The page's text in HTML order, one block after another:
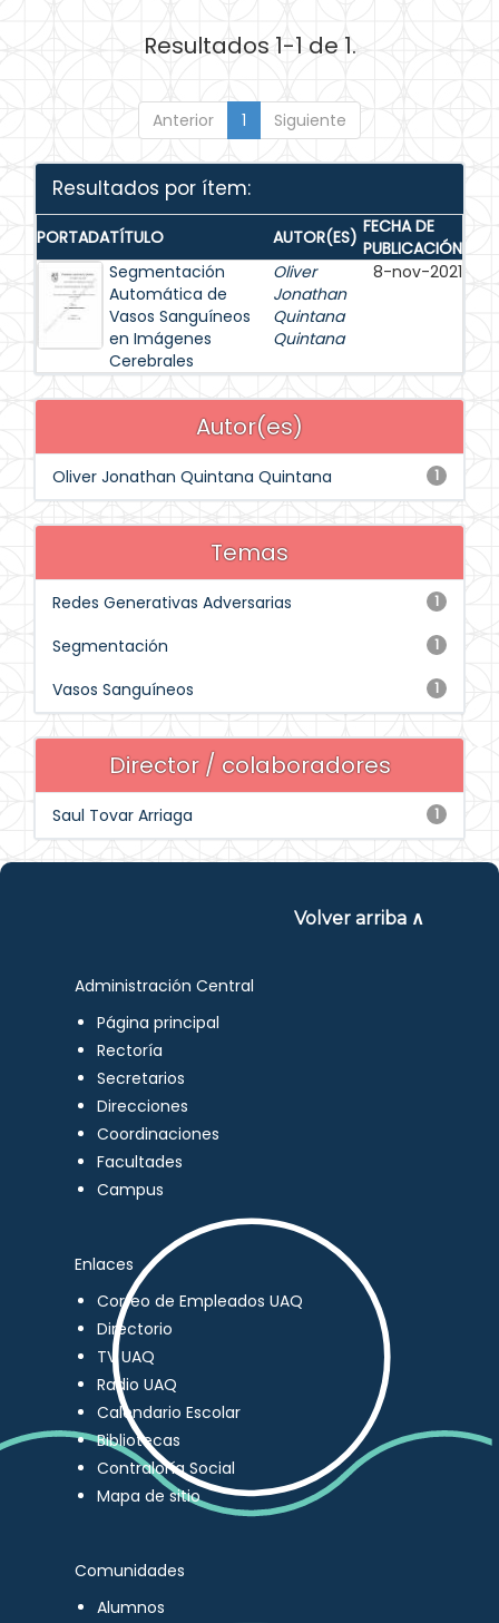
Resultados 1-1 de 1.
Anterior 1 Siguiente
Resultados por ítem:
PORTADATÍTULO AUTOR(ES) FECHA DE
PUBLICACIÓN
Segmentación
Automática de
Vasos Sanguíneos
en Imágenes
Cerebrales
Oliver
Jonathan
Quintana
Quintana
8-nov-2021
Autor(es)
1
Oliver Jonathan Quintana Quintana
Temas
1
Redes Generativas Adversarias
1
Segmentación
1
Vasos Sanguíneos
Director / colaboradores
1
Saul Tovar Arriaga
Volver arriba ∧
Administración Central
Página principal
Rectoría
Secretarios
Direcciones
Coordinaciones
Facultades
Campus
Enlaces
Correo de Empleados UAQ
Directorio
TV UAQ
Radio UAQ
Calendario Escolar
Bibliotecas
Contraloría Social
Mapa de sitio
Comunidades
Alumnos